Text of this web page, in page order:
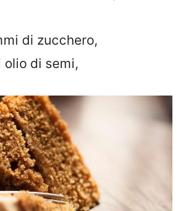
di zucchero,
olio di semi,